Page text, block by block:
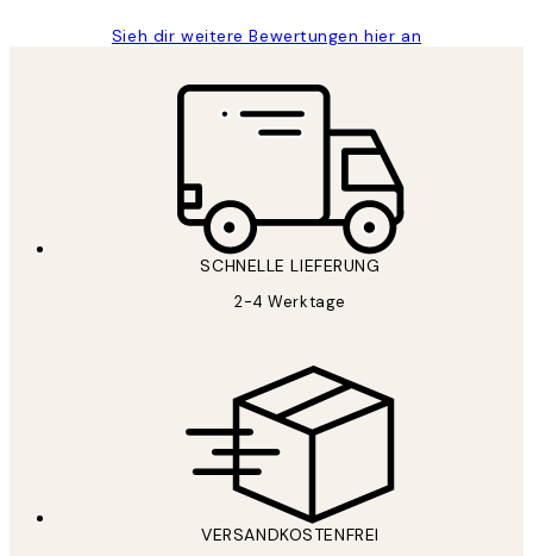
Sieh dir weitere Bewertungen hier an
SCHNELLE LIEFERUNG
2-4 Werktage
VERSANDKOSTENFREI